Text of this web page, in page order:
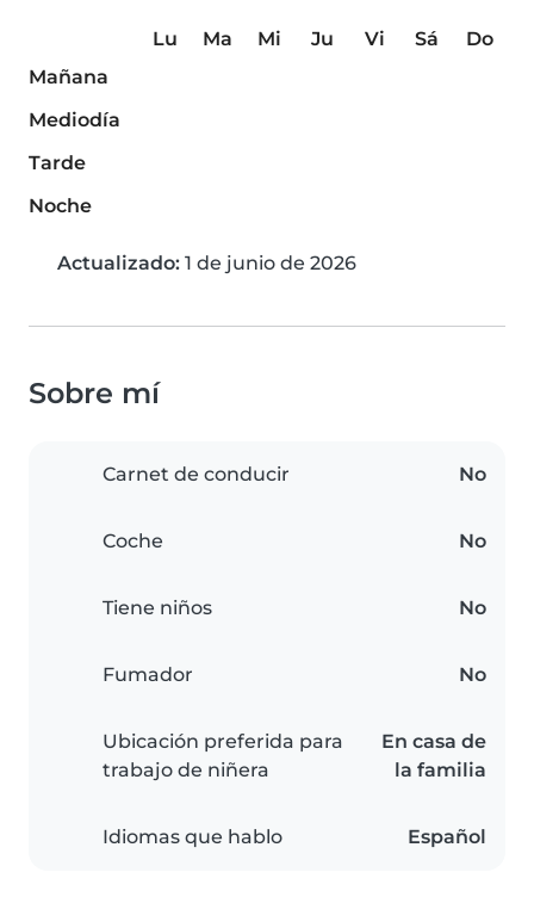
Lu Ma Mi Ju Vi Sá
Do
Mañana
Mediodía
Tarde
Noche
Actualizado: 1 de junio de 2026
Sobre mí
Carnet de conducir No
Coche No
Tiene niños No
Fumador No
Ubicación preferida para
trabajo de niñera
En casa de
la familia
Idiomas que hablo Español